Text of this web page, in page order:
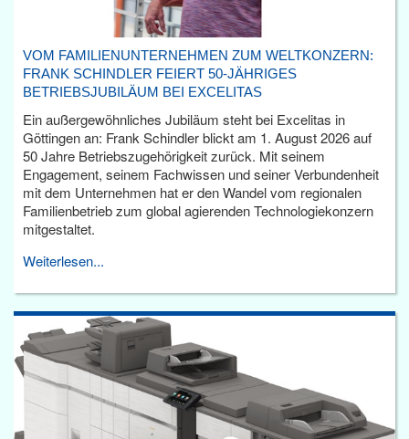
VOM FAMILIENUNTERNEHMEN ZUM WELTKONZERN:
FRANK SCHINDLER FEIERT 50-JÄHRIGES
BETRIEBSJUBILÄUM BEI EXCELITAS
Ein außergewöhnliches Jubiläum steht bei Excelitas in
Göttingen an: Frank Schindler blickt am 1. August 2026 auf
50 Jahre Betriebszugehörigkeit zurück. Mit seinem
Engagement, seinem Fachwissen und seiner Verbundenheit
mit dem Unternehmen hat er den Wandel vom regionalen
Familienbetrieb zum global agierenden Technologiekonzern
mitgestaltet.
Weiterlesen...